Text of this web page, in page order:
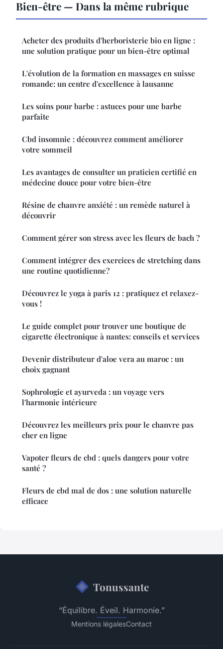
Bien-être — Dans la même rubrique
Acheter des produits d'herboristerie bio en ligne :
une solution pratique pour un bien-être optimal
L'évolution de la formation en massages en suisse
romande: un centre d'excellence à lausanne
Les soins pour barbe : astuces pour une barbe
parfaite
Cbd insomnie : découvrez comment améliorer
votre sommeil
Les avantages de consulter un praticien certifié en
médecine douce pour votre bien-être
Résine de chanvre anxiété : un remède naturel à
découvrir
Comment gérer son stress avec les fleurs de bach ?
Comment intégrer des exercices de stretching dans
une routine quotidienne?
Découvrez le yoga à paris 12 : pratiquez et relaxez-
vous !
Le guide complet pour trouver une boutique de
cigarette électronique à nantes: conseils et services
Devenir distributeur d'aloe vera au maroc : un
choix gagnant
Sophrologie et ayurveda : un voyage vers
l'harmonie intérieure
Découvrez les meilleurs prix pour le chanvre pas
cher en ligne
Vapoter fleurs de cbd : quels dangers pour votre
santé ?
Fleurs de cbd mal de dos : une solution naturelle
efficace
Tonussante
“Équilibre. Éveil. Harmonie.”
Mentions légalesContact